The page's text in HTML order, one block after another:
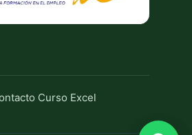
Curso Excel